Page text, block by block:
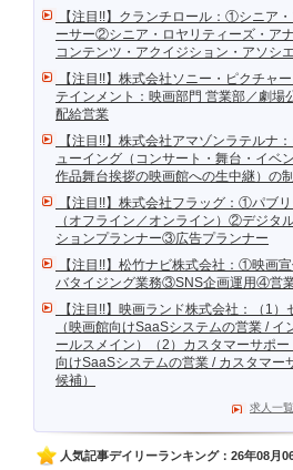
【注目!!】クランチロール：①シニア
ーサー②シニア・ロヤリティーズ・ア
コンテンツ・アクイジション・アソシ
【注目!!】株式会社ソニー・ピクチャ
テインメント：映画部門 営業部／劇場
配給営業
【注目!!】株式会社アマゾンラテルナ
ューイング（コンサート・舞台・イベ
作品舞台挨拶の映画館への生中継）の
【注目!!】株式会社フラッグ：①パブリ
（オフライン／オンライン）②デジタ
ションプランナー③広告プランナー
【注目!!】松竹ナビ株式会社：①映画
バタイジング業務③SNS企画運用④営
【注目!!】映画ランド株式会社：（1）
（映画館向けSaaSシステムの営業 / イ
ールスメイン）（2）カスタマーサポ
向けSaaSシステムの営業 / カスタマー
候補）
求人一
人気記事デイリーランキング：26年08月